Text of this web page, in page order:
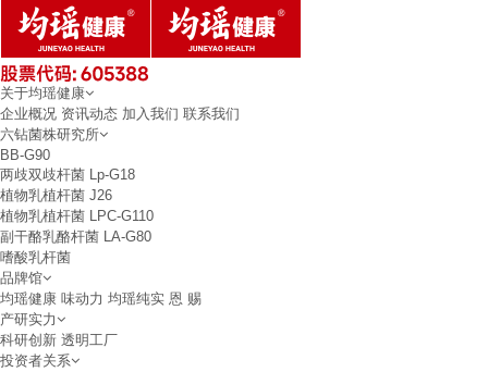
关于均瑶健康
企业概况 资讯动态 加入我们 联系我们
六钻菌株研究所
BB-G90
两歧双歧杆菌 Lp-G18
植物乳植杆菌 J26
植物乳植杆菌 LPC-G110
副干酪乳酪杆菌 LA-G80
嗜酸乳杆菌
品牌馆
均瑶健康 味动力 均瑶纯实 恩 赐
产研实力
科研创新 透明工厂
投资者关系